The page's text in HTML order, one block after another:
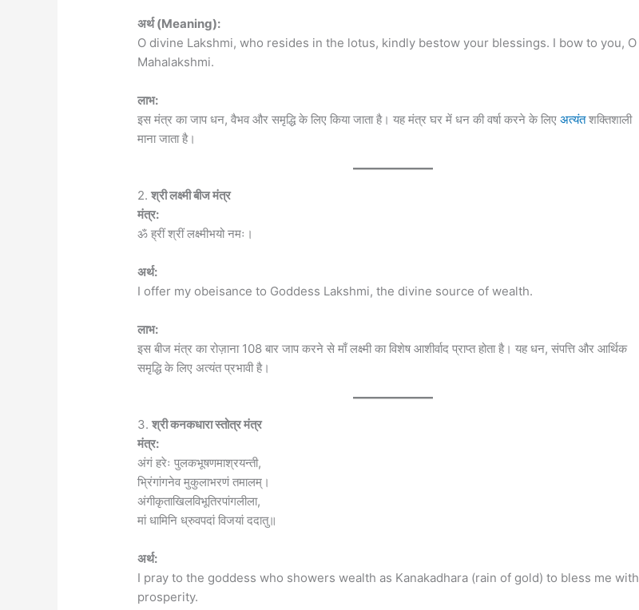
अर्थ (Meaning):
O divine Lakshmi, who resides in the lotus, kindly bestow your blessings. I bow to you, O
Mahalakshmi.
लाभ:
इस मंत्र का जाप धन, वैभव और समृद्धि के लिए किया जाता है। यह मंत्र घर में धन की वर्षा करने के लिएअत्यंतशक्तिशाली
माना जाता है।
2.श्री लक्ष्मी बीज मंत्र
मंत्र:
ॐ ह्रीं श्रीं लक्ष्मीभयो नमः।
अर्थ:
I offer my obeisance to Goddess Lakshmi, the divine source of wealth.
लाभ:
इस बीज मंत्र का रोज़ाना 108 बार जाप करने से माँ लक्ष्मी का विशेष आशीर्वाद प्राप्त होता है। यह धन, संपत्ति और आर्थिक
समृद्धि के लिए अत्यंत प्रभावी है।
3.श्री कनकधारा स्तोत्र मंत्र
मंत्र:
अंगं हरेः पुलकभूषणमाश्रयन्ती,
भ्रिंगांगनेव मुकुलाभरणं तमालम्।
अंगीकृताखिलविभूतिरपांगलीला,
मां धामिनि ध्रुवपदां विजयां ददातु॥
अर्थ:
I pray to the goddess who showers wealth as Kanakadhara (rain of gold) to bless me with
prosperity.